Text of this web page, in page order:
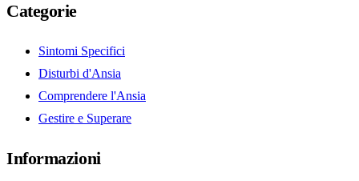
Categorie
Sintomi Specifici
Disturbi d'Ansia
Comprendere l'Ansia
Gestire e Superare
Informazioni